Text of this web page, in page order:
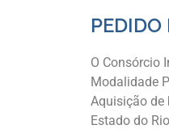
O Consórcio
Modalidade
Aquisição de
Estado do